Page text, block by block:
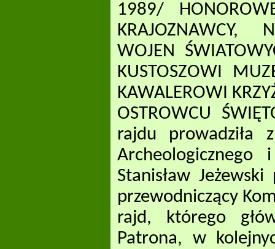
1989/
KRAJOZNAWCY,
WOJEN
KUSTOSZOWI
KAWALEROWI
OSTROWCU
rajdu prowadziła
Archeologicznego
Stanisław
przewodniczący
rajd, którego
Patrona, w